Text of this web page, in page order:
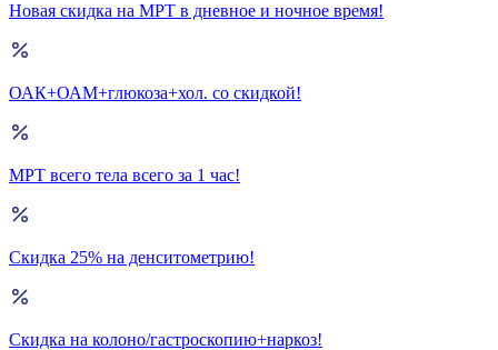
Новая скидка на МРТ в дневное и ночное время!
ОАК+ОАМ+глюкоза+хол. со скидкой!
МРТ всего тела всего за 1 час!
Скидка 25% на денситометрию!
Скидка на колоно/гастроскопию+наркоз!